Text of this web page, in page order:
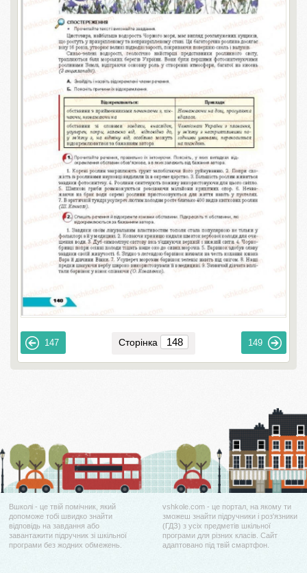
147 Сторінка 149
Вшколі - це твій помічник, який
допоможе тобі швидко знайти
відповідь на завдання або
завантажити підручник зі шкільної
програми без жодних обмежень.
vshkole.com - це портал, на якому ти
зможеш знайти підручники і роз'язники
(ГДЗ) з усіх предметів шкільної
програми для різних класів. Сайт
адаптовано під твій смартфон.